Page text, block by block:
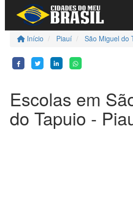
Início Piauí São Miguel do
Escolas em
do Tapuio -